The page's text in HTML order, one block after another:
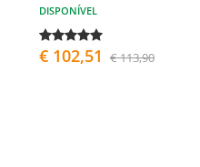
DISPONÍVEL
€ 102,51 € 113,90